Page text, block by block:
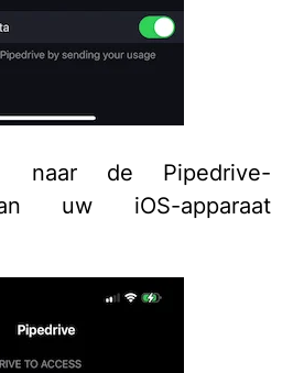
naar de Pipedrive-
uw iOS-apparaat